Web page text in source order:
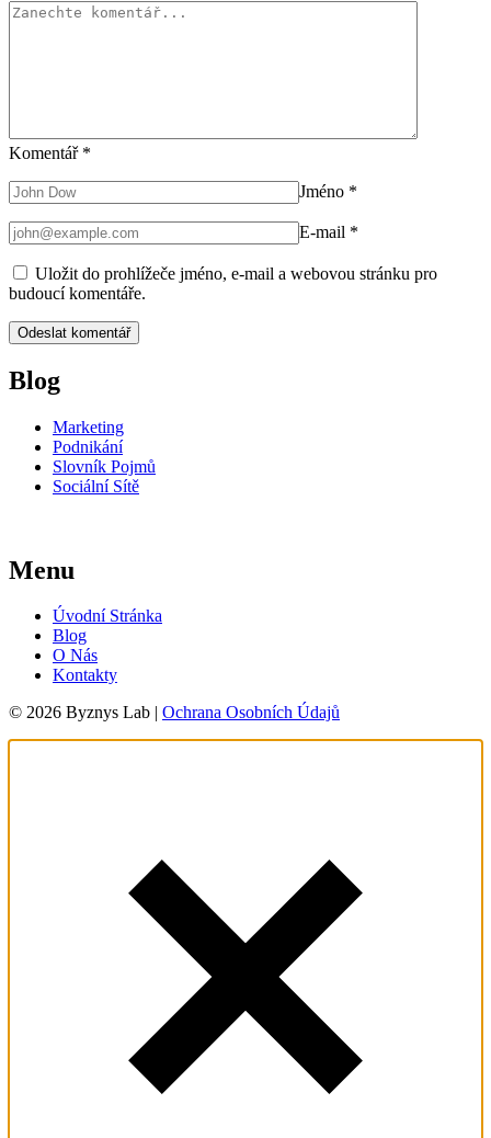
Komentář *
Jméno *
E-mail *
Uložit do prohlížeče jméno, e-mail a webovou stránku pro
budoucí komentáře.
Blog
Marketing
Podnikání
Slovník Pojmů
Sociální Sítě
Menu
Úvodní Stránka
Blog
O Nás
Kontakty
© 2026 Byznys Lab | Ochrana Osobních Údajů